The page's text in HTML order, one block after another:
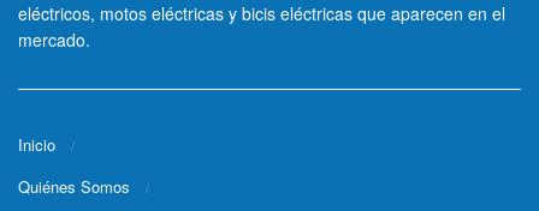
eléctricos, motos eléctricas y bicis eléctricas que aparecen en el
mercado.
Inicio
Quiénes Somos